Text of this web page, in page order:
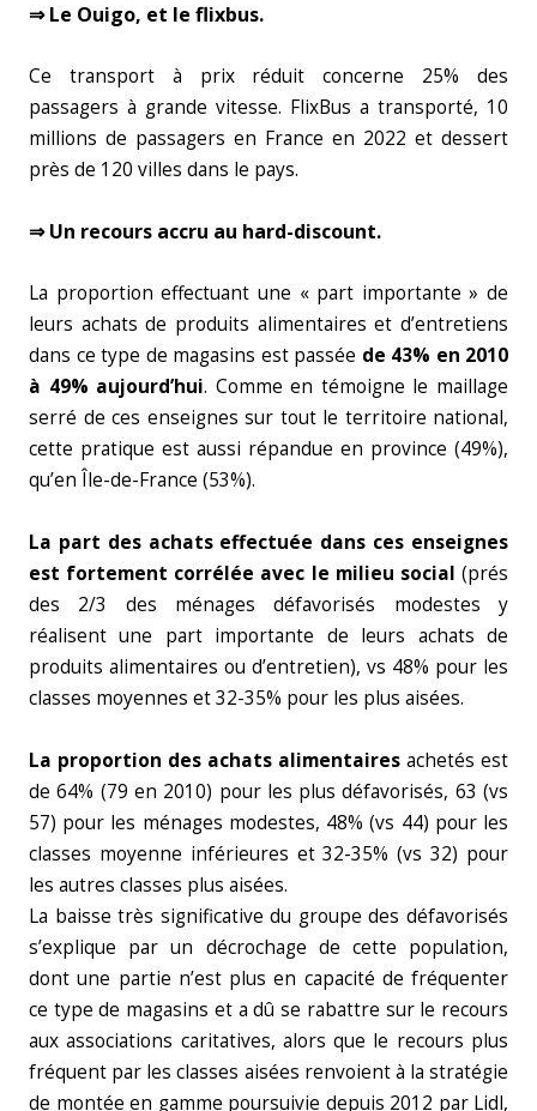
⇒ Le Ouigo, et le flixbus.
Ce transport à prix réduit concerne 25% des
passagers à grande vitesse. FlixBus a transporté, 10
millions de passagers en France en 2022 et dessert
près de 120 villes dans le pays.
⇒ Un recours accru au hard-discount.
La proportion effectuant une « part importante » de
leurs achats de produits alimentaires et d’entretiens
dans ce type de magasins est passée de 43% en 2010
à 49% aujourd’hui. Comme en témoigne le maillage
serré de ces enseignes sur tout le territoire national,
cette pratique est aussi répandue en province (49%),
qu’en Île-de-France (53%).
La part des achats effectuée dans ces enseignes
est fortement corrélée avec le milieu social (prés
des 2/3 des ménages défavorisés modestes y
réalisent une part importante de leurs achats de
produits alimentaires ou d’entretien), vs 48% pour les
classes moyennes et 32-35% pour les plus aisées.
La proportion des achats alimentaires achetés est
de 64% (79 en 2010) pour les plus défavorisés, 63 (vs
57) pour les ménages modestes, 48% (vs 44) pour les
classes moyenne inférieures et 32-35% (vs 32) pour
les autres classes plus aisées.
La baisse très significative du groupe des défavorisés
s’explique par un décrochage de cette population,
dont une partie n’est plus en capacité de fréquenter
ce type de magasins et a dû se rabattre sur le recours
aux associations caritatives, alors que le recours plus
fréquent par les classes aisées renvoient à la stratégie
de montée en gamme poursuivie depuis 2012 par Lidl,